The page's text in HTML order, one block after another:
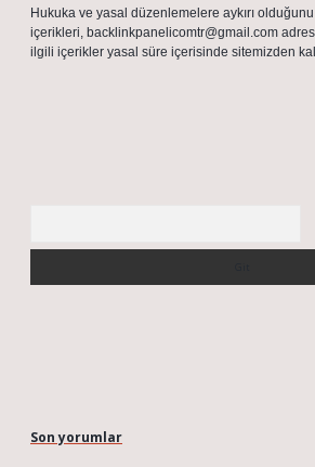
Hukuka ve yasal düzenlemelere aykırı
içerikleri, backlinkpanelicomtr@gmail.com
ilgili içerikler yasal süre içerisinde sitemizden
Son yorumlar